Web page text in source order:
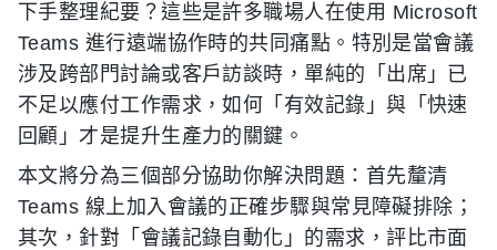
下手整理紀要？這些是許多職場人在使用 Microsoft
Teams 進行遠端協作時的共同痛點。特別是當會議
涉及跨部門討論或客戶訪談時，單純的「出席」已
不足以應付工作需求，如何「有效記錄」與「快速
回顧」才是提升生產力的關鍵。
本文將分為三個部分協助你解決問題：首先釐清
Teams 線上加入會議的正確步驟與常見障礙排除；
其次，針對「會議記錄自動化」的需求，評比市面